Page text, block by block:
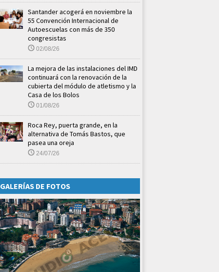
Santander acogerá en noviembre la
55 Convención Internacional de
Autoescuelas con más de 350
congresistas
02/08/26
La mejora de las instalaciones del IMD
continuará con la renovación de la
cubierta del módulo de atletismo y la
Casa de los Bolos
01/08/26
Roca Rey, puerta grande, en la
alternativa de Tomás Bastos, que
pasea una oreja
24/07/26
GALERÍAS DE FOTOS